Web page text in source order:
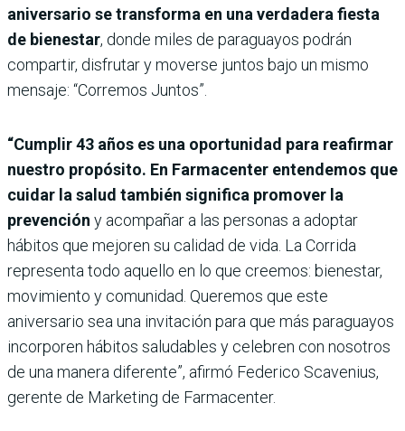
aniversario se transforma en una verdadera fiesta
de bienestar, donde miles de paraguayos podrán
compartir, disfrutar y moverse juntos bajo un mismo
mensaje: “Corremos Juntos”.
“Cumplir 43 años es una oportunidad para reafirmar
nuestro propósito. En Farmacenter entendemos que
cuidar la salud también significa promover la
prevención y acompañar a las personas a adoptar
hábitos que mejoren su calidad de vida. La Corrida
representa todo aquello en lo que creemos: bienestar,
movimiento y comunidad. Queremos que este
aniversario sea una invitación para que más paraguayos
incorporen hábitos saludables y celebren con nosotros
de una manera diferente”, afirmó Federico Scavenius,
gerente de Marketing de Farmacenter.